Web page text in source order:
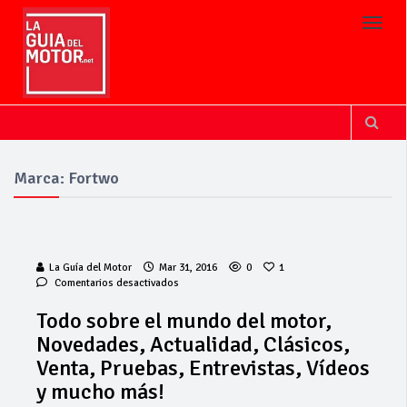
Marca: Fortwo
La Guía del Motor Mar 31, 2016 0
1
Comentarios desactivados
el
mundo
del
motor,
Todo sobre el mundo del motor,
Novedades, Actualidad, Clásicos,
Venta, Pruebas, Entrevistas, Vídeos
y mucho más!
Invercar
amplía su flota
de vehículos de
manos de